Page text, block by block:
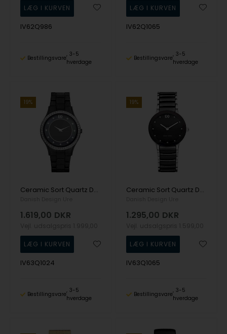
IV62Q986
Bestillingsvare
3-5
hverdage
IV62Q1065
Bestillingsvare
3-5
hverdage
19%
Ceramic Sort Quartz Dame ur fra Danish Design, IV63Q1024
1.619,00 DKR
IV63Q1024
Bestillingsvare
3-5
hverdage
19%
Ceramic Sort Quartz Dame ur fra Danish Design, IV63Q1065
1.295,00 DKR
IV63Q1065
Bestillingsvare
3-5
hverdage